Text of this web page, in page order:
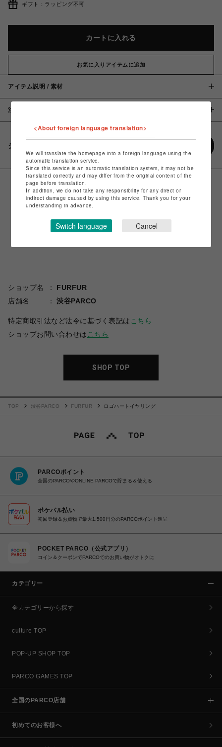
ギフト：ラッピング不可
カートに入れる
お気に入りアイテムに追加
アイテム説明 / 素材
注意事項
シェアする
ショップ名
FURFUR
店舗名
渋谷PARCO
特定商取引法など法令に基づく表記は こちら
ショップお問い合わせは こちら
SHOP TOP
TOP 渋谷PARCO FURFUR ロゴハートイヤリング
PARCOポイント
全国のPARCOやONLINE PARCOで貯まる＆使える
ポケパル払い
初回登録＆お買物で最大1,500円分のPARCOポイント進呈
POCKET PARCO（公式アプリ）
コイン＆クーポンでPARCOでのお買い物がオトクに
カテゴリー
全カテゴリーから探す
culture TOP
POP-UP SHOP TOP
PARCO GAMES TOP
全国のPARCO店舗
初めてのお客様へ
<About foreign language translation>
We will translate the homepage into a foreign language using the
automatic translation service.
Since this service is an automatic translation system, it may not be
translated correctly and may differ from the original content of the
page before translation.
In addition, we do not take any responsibility for any direct or
indirect damage caused by using this service. Thank you for your
understanding in advance.
Switch language Cancel